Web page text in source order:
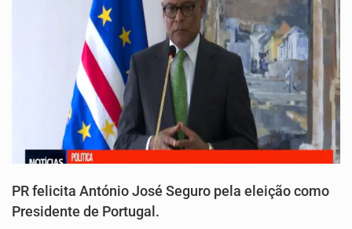
PR felicita António José Seguro pela eleição como
Presidente de Portugal.